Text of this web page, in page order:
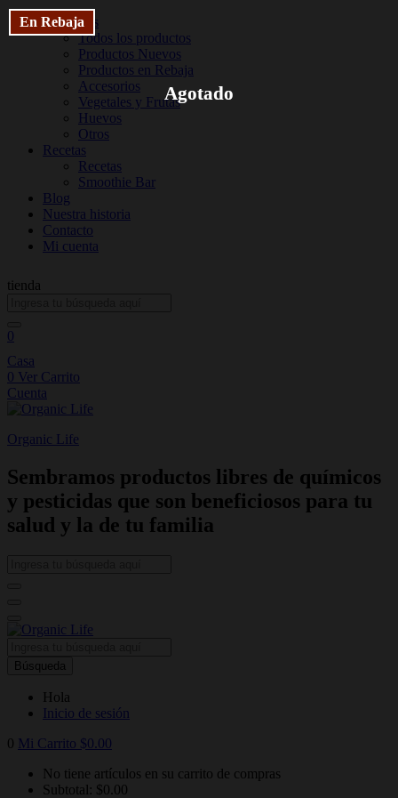
Productos
Todos los productos
Productos Nuevos
Productos en Rebaja
Accesorios
Vegetales y Frutas
Huevos
Otros
Recetas
Recetas
Smoothie Bar
Blog
Nuestra historia
Contacto
Mi cuenta
tienda
0
Casa
0 Ver Carrito
Cuenta
Organic Life
Sembramos productos libres de químicos
y pesticidas que son beneficiosos para tu
salud y la de tu familia
Búsqueda
Hola
Inicio de sesión
0 Mi Carrito $0.00
No tiene artículos en su carrito de compras
Subtotal: $0.00